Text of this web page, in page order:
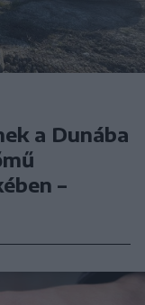
a Dunába
–